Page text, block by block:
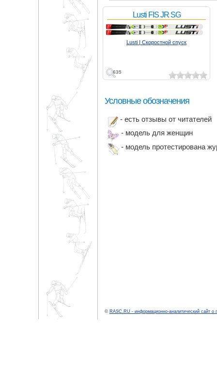
635
Lusti FIS JR SG
Lusti | Скоростной спуск
Условные обозначения
- есть отзывы от читателей
- модель для женщин
- модель протестирована
© RASC.RU - информационно-аналитический сайт о